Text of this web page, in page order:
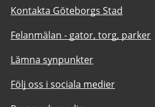
Kontakta Göteborgs Stad
Felanmälan - gator, torg, parker
Lämna synpunkter
Följ oss i sociala medier